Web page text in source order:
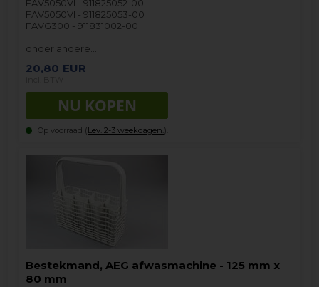
FAV5050VI - 911825052-00
FAV5050VI - 911825053-00
FAVG300 - 911831002-00
onder andere…
20,80 EUR
Op voorraad (Lev. 2-3 weekdagen. ).
Bestekmand, AEG afwasmachine - 125 mm x
80 mm